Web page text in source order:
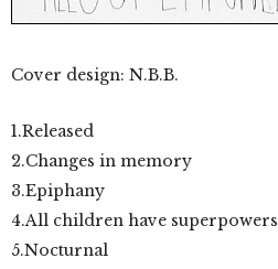
Cover design: N.B.B.
1.Released
2.Changes in memory
3.Epiphany
4.All children have superpowers
5.Nocturnal